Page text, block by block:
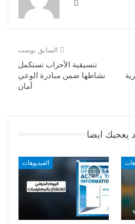
السابق بوست
تنسيقية الأحزاب تستكمل
نشاطها ضمن مبادرة الوعي
أمان
يعجبك ايضا
الفيديوهات